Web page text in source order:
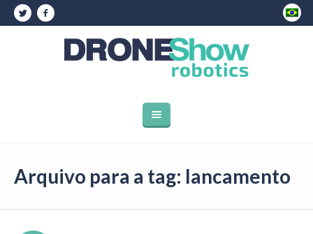
Arquivo para a tag: lancamento